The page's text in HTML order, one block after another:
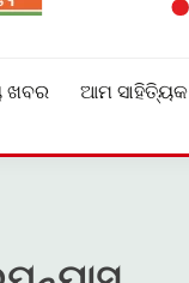
ଖବର ଆମ ସାହିତ୍ୟିକ